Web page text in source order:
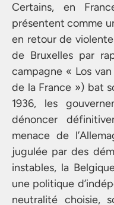
Certains, en
présentent comme
en retour de
de Bruxelles par
campagne « Los
de la France ») bat
1936, les
dénoncer
menace de
jugulée par des
instables, la
une politique
neutralité choisie,